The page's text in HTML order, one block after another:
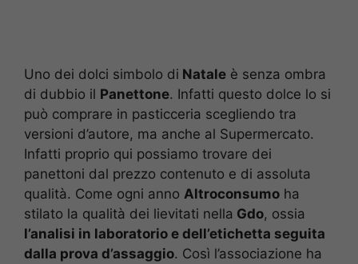
Uno dei dolci simbolo di Natale è senza ombra
di dubbio il Panettone. Infatti questo dolce lo si
può comprare in pasticceria scegliendo tra
versioni d’autore, ma anche al Supermercato.
Infatti proprio qui possiamo trovare dei
panettoni dal prezzo contenuto e di assoluta
qualità. Come ogni anno Altroconsumo ha
stilato la qualità dei lievitati nella Gdo, ossia
l’analisi in laboratorio e dell’etichetta seguita
dalla prova d’assaggio. Così l’associazione ha